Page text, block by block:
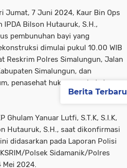
Jumat, 7 Juni 2024, Kaur Bin Ops
IPDA Bilson Hutauruk, S.H.,
pembunuhan bayi yang
dimulai pukul 10.00 WIB
Reskrim Polres Simalungun, Jalan
Simalungun, dan
penasehat hukum, serta keluarga
Ghulam Yanuar Lutfi, S.T.K, S.I.K,
Hutauruk, S.H., saat dikonfirmasi
didasarkan pada Laporan Polisi
Polsek Sidamanik/Polres
Mei 2024.
Berita Terbaru